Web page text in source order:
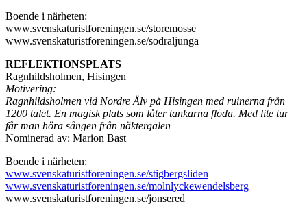
Boende i närheten:
www.svenskaturistforeningen.se/storemosse
www.svenskaturistforeningen.se/sodraljunga
REFLEKTIONSPLATS
Ragnhildsholmen, Hisingen
Motivering:
Ragnhildsholmen vid Nordre Älv på Hisingen med ruinerna från
1200 talet. En magisk plats som låter tankarna flöda. Med lite tur
får man höra sången från näktergalen
Nominerad av: Marion Bast
Boende i närheten:
www.svenskaturistforeningen.se/stigbergsliden
www.svenskaturistforeningen.se/molnlyckewendelsberg
www.svenskaturistforeningen.se/jonsered